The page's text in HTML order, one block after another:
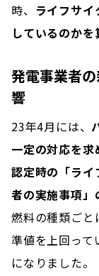
時、 ライフサ
しているのかを
発電事業者
響
23年4月には、
一定の対応を
認定時の「ライ
者の実施事項」
燃料の種類ごと
準値を上回って
になりました。